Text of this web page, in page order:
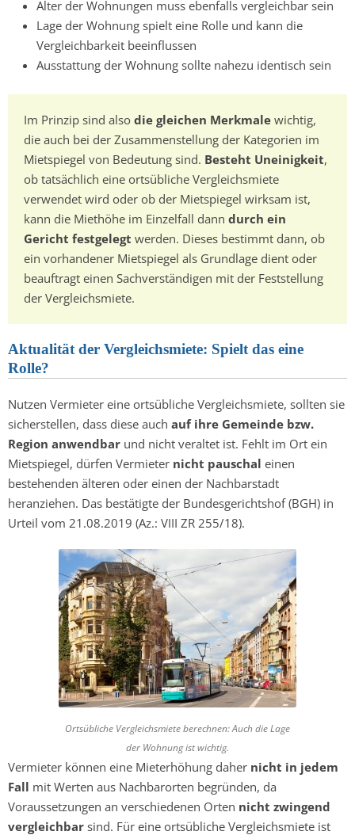
Alter der Wohnungen muss ebenfalls vergleichbar sein
Lage der Wohnung spielt eine Rolle und kann die
Vergleichbarkeit beeinflussen
Ausstattung der Wohnung sollte nahezu identisch sein
Im Prinzip sind also die gleichen Merkmale wichtig,
die auch bei der Zusammenstellung der Kategorien im
Mietspiegel von Bedeutung sind. Besteht Uneinigkeit,
ob tatsächlich eine ortsübliche Vergleichsmiete
verwendet wird oder ob der Mietspiegel wirksam ist,
kann die Miethöhe im Einzelfall dann durch ein
Gericht festgelegt werden. Dieses bestimmt dann, ob
ein vorhandener Mietspiegel als Grundlage dient oder
beauftragt einen Sachverständigen mit der Feststellung
der Vergleichsmiete.
Aktualität der Vergleichsmiete: Spielt das eine
Rolle?
Nutzen Vermieter eine ortsübliche Vergleichsmiete, sollten sie
sicherstellen, dass diese auch auf ihre Gemeinde bzw.
Region anwendbar und nicht veraltet ist. Fehlt im Ort ein
Mietspiegel, dürfen Vermieter nicht pauschal einen
bestehenden älteren oder einen der Nachbarstadt
heranziehen. Das bestätigte der Bundesgerichtshof (BGH) in
Urteil vom 21.08.2019 (Az.: VIII ZR 255/18).
Ortsübliche Vergleichsmiete berechnen: Auch die Lage
der Wohnung ist wichtig.
Vermieter können eine Mieterhöhung daher nicht in jedem
Fall mit Werten aus Nachbarorten begründen, da
Voraussetzungen an verschiedenen Orten nicht zwingend
vergleichbar sind. Für eine ortsübliche Vergleichsmiete ist